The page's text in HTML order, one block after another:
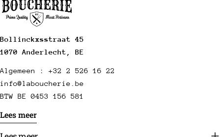
Bollinckxsstraat 45
1070 Anderlecht, BE
Algemeen : +32 2 526 16 22
info@laboucherie.be
BTW BE 0453 156 581
Lees meer